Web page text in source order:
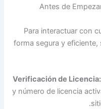
Antes de
Para interactuar con
forma segura y eficiente,
Verificación de Licencia:
y número de licencia